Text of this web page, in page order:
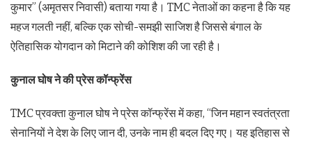
कुमार” (अमृतसर निवासी) बताया गया है। TMC नेताओं का कहना है कि यह
महज गलती नहीं, बल्कि एक सोची-समझी साजिश है जिससे बंगाल के
ऐतिहासिक योगदान को मिटाने की कोशिश की जा रही है।
कुनाल घोष ने की प्रेस कॉन्फ्रेंस
TMC प्रवक्ता कुनाल घोष ने प्रेस कॉन्फ्रेंस में कहा, “जिन महान स्वतंत्रता
सेनानियों ने देश के लिए जान दी, उनके नाम ही बदल दिए गए। यह इतिहास से